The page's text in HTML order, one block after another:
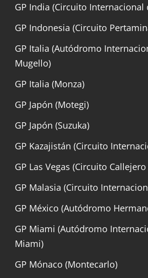
GP India (Circuito Internacional
GP Indonesia (Circuito
GP Italia (Autódromo
Mugello)
GP Italia (Monza)
GP Japón (Motegi)
GP Japón (Suzuka)
GP Kazajistán (Circuito
GP Las Vegas (Circuito
GP Malasia (Circuito
GP México (Autódromo
GP Miami (Autódromo
Miami)
GP Mónaco (Montecarlo)